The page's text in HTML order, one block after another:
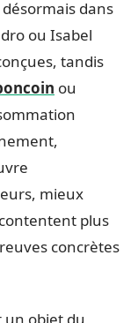
désormais dans
ou Isabel
tandis
ou
mieux
plus
concrètes